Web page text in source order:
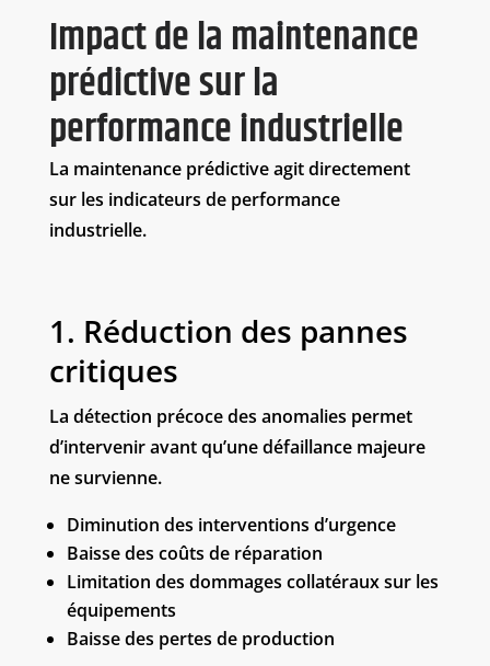
Impact de la maintenance
prédictive sur la
performance industrielle
La maintenance prédictive agit directement
sur les indicateurs de performance
industrielle.
1. Réduction des pannes
critiques
La détection précoce des anomalies permet
d’intervenir avant qu’une défaillance majeure
ne survienne.
Diminution des interventions d’urgence
Baisse des coûts de réparation
Limitation des dommages collatéraux sur les
équipements
Baisse des pertes de production